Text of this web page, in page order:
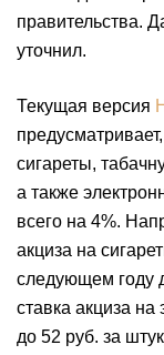
правительства.
уточнил.
Текущая версия
сигареты,
а также
всего на 4%.
акциза на
следующем году
ставка акциза
до 52 руб. за